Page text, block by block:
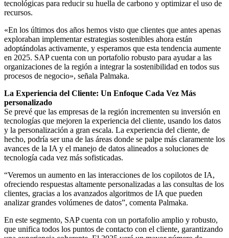
tecnológicas para reducir su huella de carbono y optimizar el uso de
recursos.
«En los últimos dos años hemos visto que clientes que antes apenas
exploraban implementar estrategias sostenibles ahora están
adoptándolas activamente, y esperamos que esta tendencia aumente
en 2025. SAP cuenta con un portafolio robusto para ayudar a las
organizaciones de la región a integrar la sostenibilidad en todos sus
procesos de negocio», señala Palmaka.
La Experiencia del Cliente: Un Enfoque Cada Vez Más
personalizado
Se prevé que las empresas de la región incrementen su inversión en
tecnologías que mejoren la experiencia del cliente, usando los datos
y la personalización a gran escala. La experiencia del cliente, de
hecho, podría ser una de las áreas donde se palpe más claramente los
avances de la IA y el manejo de datos alineados a soluciones de
tecnología cada vez más sofisticadas.
“Veremos un aumento en las interacciones de los copilotos de IA,
ofreciendo respuestas altamente personalizadas a las consultas de los
clientes, gracias a los avanzados algoritmos de IA que pueden
analizar grandes volúmenes de datos”, comenta Palmaka.
En este segmento, SAP cuenta con un portafolio amplio y robusto,
que unifica todos los puntos de contacto con el cliente, garantizando